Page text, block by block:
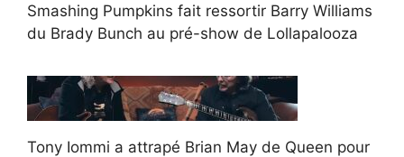
Smashing Pumpkins fait ressortir Barry Williams
du Brady Bunch au pré-show de Lollapalooza
Tony Iommi a attrapé Brian May de Queen pour